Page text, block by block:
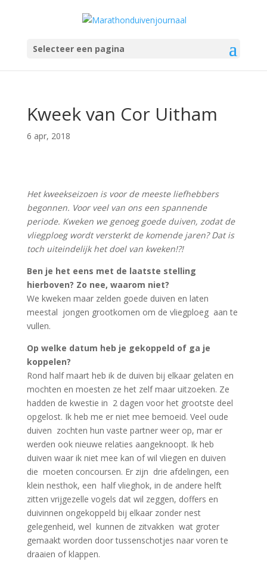
Selecteer een pagina
Kweek van Cor Uitham
6 apr, 2018
Het kweekseizoen is voor de meeste liefhebbers
begonnen. Voor veel van ons een spannende
periode. Kweken we genoeg goede duiven, zodat de
vliegploeg wordt versterkt de komende jaren? Dat is
toch uiteindelijk het doel van kweken!?!
Ben je het eens met de laatste stelling
hierboven? Zo nee, waarom niet?
We kweken maar zelden goede duiven en laten
meestal jongen grootkomen om de vliegploeg aan te
vullen.
Op welke datum heb je gekoppeld of ga je
koppelen?
Rond half maart heb ik de duiven bij elkaar gelaten en
mochten en moesten ze het zelf maar uitzoeken. Ze
hadden de kwestie in 2 dagen voor het grootste deel
opgelost. Ik heb me er niet mee bemoeid. Veel oude
duiven zochten hun vaste partner weer op, mar er
werden ook nieuwe relaties aangeknoopt. Ik heb
duiven waar ik niet mee kan of wil vliegen en duiven
die moeten concoursen. Er zijn drie afdelingen, een
klein nesthok, een half vlieghok, in de andere helft
zitten vrijgezelle vogels dat wil zeggen, doffers en
duivinnen ongekoppeld bij elkaar zonder nest
gelegenheid, wel kunnen de zitvakken wat groter
gemaakt worden door tussenschotjes naar voren te
draaien of klappen.